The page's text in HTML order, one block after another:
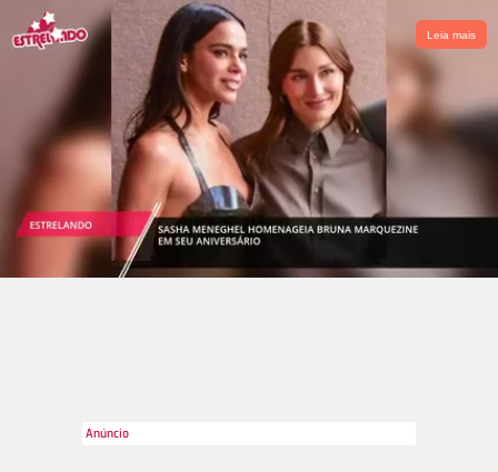
das celebridades!
Leia mais